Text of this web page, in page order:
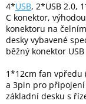
Doprodej
Přihlášení
4*USB, 2*USB 2.0,
C konektor,
konektoru na
desky vybavené
běžný konektor
1*12cm fan vpředu
a 3pin pro
základní desku s